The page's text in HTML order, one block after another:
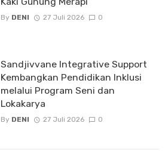
By DENI 27 Juli 2026 0
Sandjivvane Integrative Support
Kembangkan Pendidikan Inklusi
melalui Program Seni dan
Lokakarya
By DENI 27 Juli 2026 0